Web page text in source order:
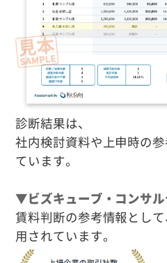
診断結果は、
社内検討資料や上申時の
ています。
▼ビズキューブ・コンサル
賃料判断の参考情報とし
用されています。